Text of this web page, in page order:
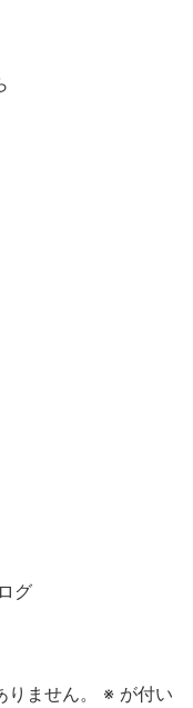
グ
ません。 ※ が付い